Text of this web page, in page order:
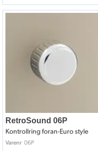
RetroSound 06P
Kontrollring foran-Euro style
Varenr 06P